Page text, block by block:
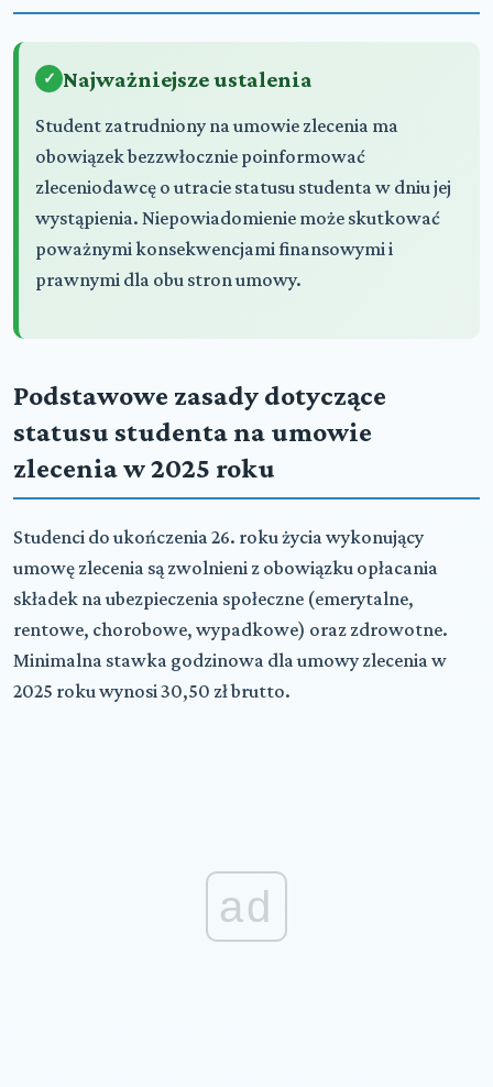
Najważniejsze ustalenia
Student zatrudniony na umowie zlecenia ma
obowiązek bezzwłocznie poinformować
zleceniodawcę o utracie statusu studenta w dniu jej
wystąpienia. Niepowiadomienie może skutkować
poważnymi konsekwencjami finansowymi i
prawnymi dla obu stron umowy.
Podstawowe zasady dotyczące
statusu studenta na umowie
zlecenia w 2025 roku
Studenci do ukończenia 26. roku życia wykonujący
umowę zlecenia są zwolnieni z obowiązku opłacania
składek na ubezpieczenia społeczne (emerytalne,
rentowe, chorobowe, wypadkowe) oraz zdrowotne.
Minimalna stawka godzinowa dla umowy zlecenia w
2025 roku wynosi 30,50 zł brutto.
ad